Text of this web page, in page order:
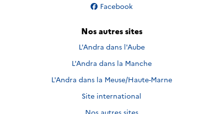
Nous suivre sur
Facebook
Nos autres sites
L'Andra dans l'Aube
L'Andra dans la Manche
L'Andra dans la Meuse/Haute-Marne
Site international